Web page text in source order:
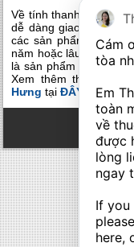
Về tính thanh khoản,
dễ dàng giao dịch
các sản phẩm bất
năm hoặc lâu hơn nữa.
là sản phẩm đầu tư
Xem thêm thông tin
Hưng tạiĐÂY
Cám
tòa
Em
toàn
về
được
lòng
ngay
If you